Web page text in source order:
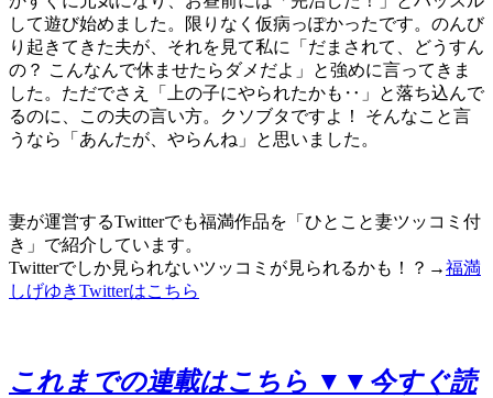
して遊び始めました。限りなく仮病っぽかったです。のんび
り起きてきた夫が、それを見て私に「だまされて、どうすん
の？ こんなんで休ませたらダメだよ」と強めに言ってきま
した。ただでさえ「上の子にやられたかも‥」と落ち込んで
るのに、この夫の言い方。クソブタですよ！ そんなこと言
うなら「あんたが、やらんね」と思いました。
妻が運営するTwitterでも福満作品を「ひとこと妻ツッコミ付
き」で紹介しています。
Twitterでしか見られないツッコミが見られるかも！？→福満
しげゆきTwitterはこちら
これまでの連載はこちら ▼▼今すぐ読